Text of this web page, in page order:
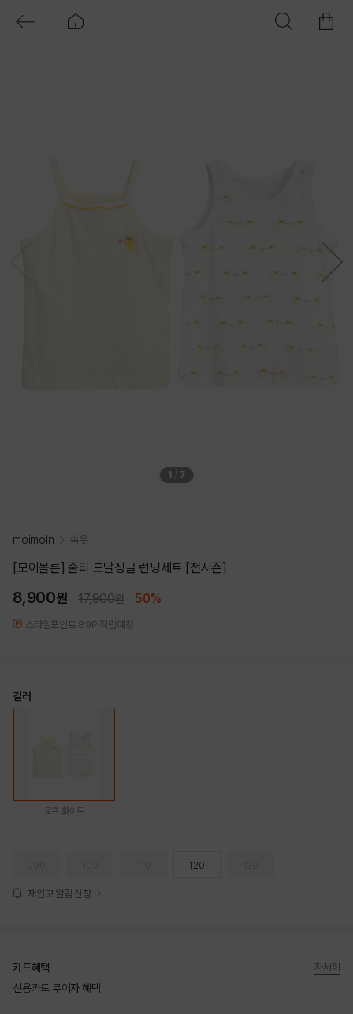
1 7
moimoln 속옷
[모이몰른] 줄리 모달싱글 런닝세트 [전시즌]
8,900원 17,900원 50%
스타일포인트 89P 적립예정
컬러
오프 화이트
120
재입고 알림 신청
카드혜택
신용카드 무이자 혜택
자세히